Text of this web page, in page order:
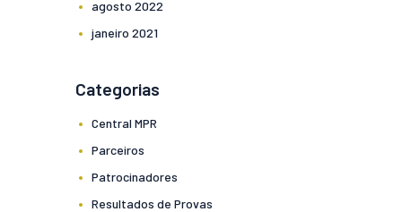
agosto 2022
janeiro 2021
Categorias
Central MPR
Parceiros
Patrocinadores
Resultados de Provas